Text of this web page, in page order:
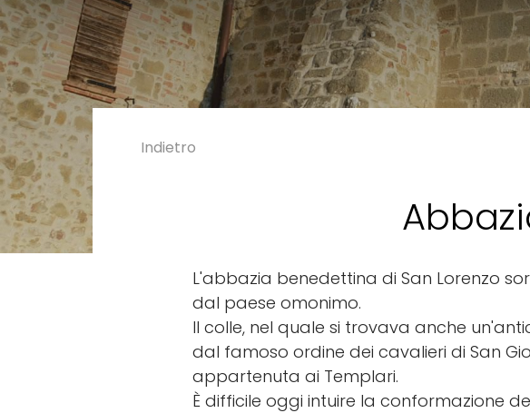
Indietro
L'abbazia benedettina di San Lorenzo
dal paese omonimo.
Il colle, nel quale si trovava anche
dal famoso ordine dei cavalieri di San
appartenuta ai Templari.
È difficile oggi intuire la conformazione